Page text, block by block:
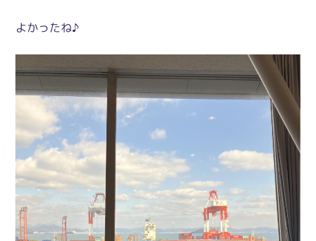
よかったね♪